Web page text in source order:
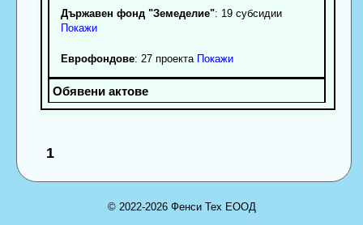
Държавен фонд "Земеделие": 19 субсидии
Покажи
Еврофондове: 27 проекта Покажи
1
© 2022-2026 Фенси Тех ЕООД